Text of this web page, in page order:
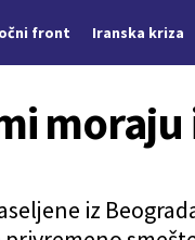
front Iranska kriza
iz